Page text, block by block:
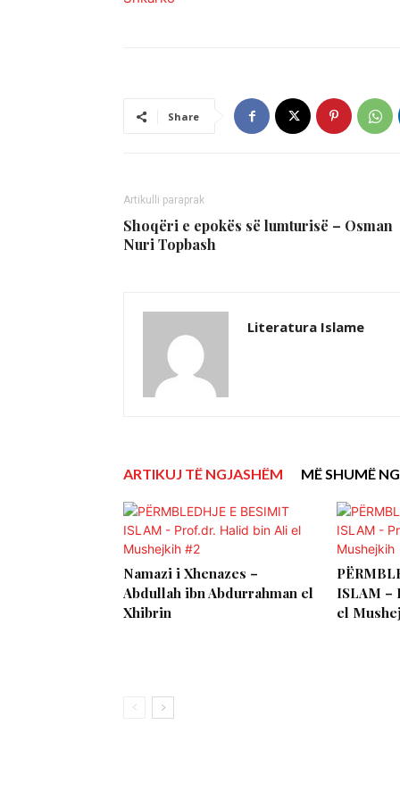
Share
Artikulli paraprak
Shoqëri e epokës së lumturisë – Osman
Nuri Topbash
Literatura Islame
ARTIKUJ TË NGJASHËM MË SHUMË
Namazi i Xhenazes –
Abdullah ibn Abdurrahman el
Xhibrin
ISLAM –
el